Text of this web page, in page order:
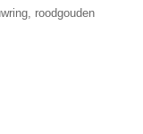
roodgouden